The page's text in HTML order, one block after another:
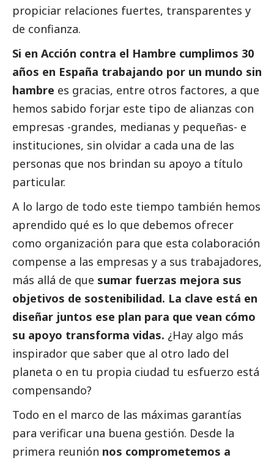
propiciar relaciones fuertes, transparentes y
de confianza.
Si en Acción contra el Hambre cumplimos 30
años en España trabajando por un mundo sin
hambre es gracias, entre otros factores, a que
hemos sabido forjar este tipo de alianzas con
empresas -grandes, medianas y pequeñas- e
instituciones, sin olvidar a cada una de las
personas que nos brindan su apoyo a título
particular.
A lo largo de todo este tiempo también hemos
aprendido qué es lo que debemos ofrecer
como organización para que esta colaboración
compense a las empresas y a sus trabajadores,
más allá de que sumar fuerzas mejora sus
objetivos de sostenibilidad. La clave está en
diseñar juntos ese plan para que vean cómo
su apoyo transforma vidas. ¿Hay algo más
inspirador que saber que al otro lado del
planeta o en tu propia ciudad tu esfuerzo está
compensando?
Todo en el marco de las máximas garantías
para verificar una buena gestión. Desde la
primera reunión nos comprometemos a